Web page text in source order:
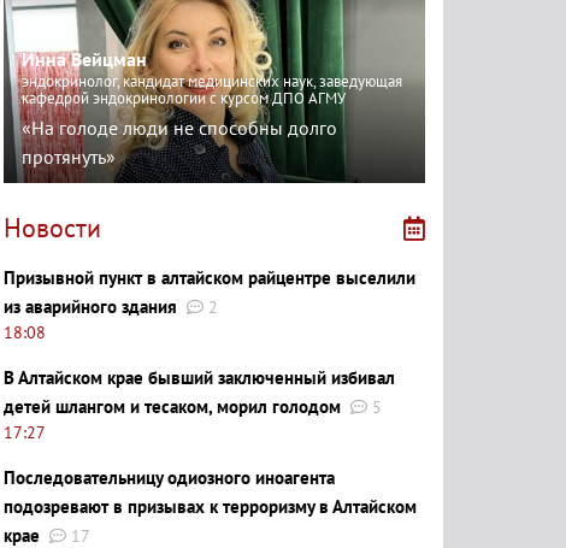
Инна Вейцман
эндокринолог, кандидат медицинских наук, заведующая
кафедрой эндокринологии с курсом ДПО АГМУ
«На голоде люди не способны долго
протянуть»
Новости
Призывной пункт в алтайском райцентре выселили
из аварийного здания
2
18:08
В Алтайском крае бывший заключенный избивал
детей шлангом и тесаком, морил голодом
5
17:27
Последовательницу одиозного иноагента
подозревают в призывах к терроризму в Алтайском
крае
17